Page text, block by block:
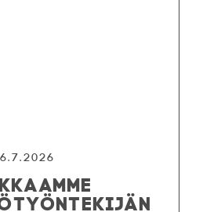
6.7.2026